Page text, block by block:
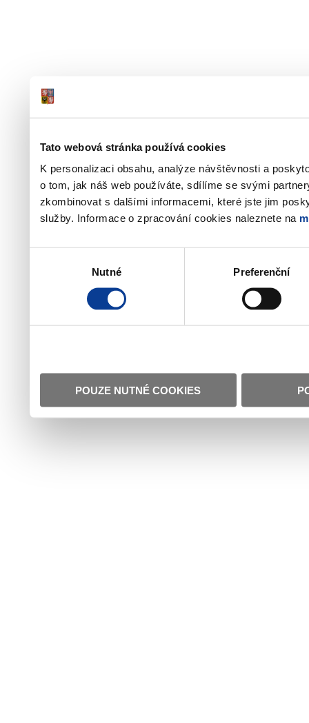
Tato webová stránka používá cookies
K personalizaci obsahu, analýze návštěvnosti a
o tom, jak náš web používáte, sdílíme se svými
zkombinovat s dalšími informacemi, které jste jim
služby. Informace o zpracování cookies naleznete na
Nutné Preferenční
POUZE NUTNÉ COOKIES